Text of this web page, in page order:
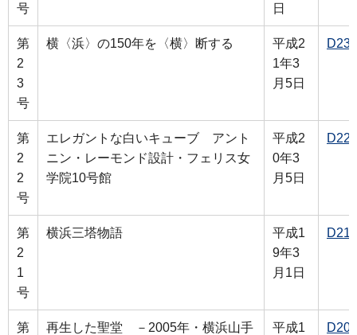
号
日
第
2
3
号
横〈浜〉の150年を〈横〉断する
平成2
1年3
月5日
D23
第
2
2
号
エレガントな白いキューブ アント
ニン・レーモンド設計・フェリス女
学院10号館
平成2
0年3
月5日
D22
第
2
1
号
横浜三塔物語
平成1
9年3
月1日
D21
第
再生した聖堂 －2005年・横浜山手
平成1
D20